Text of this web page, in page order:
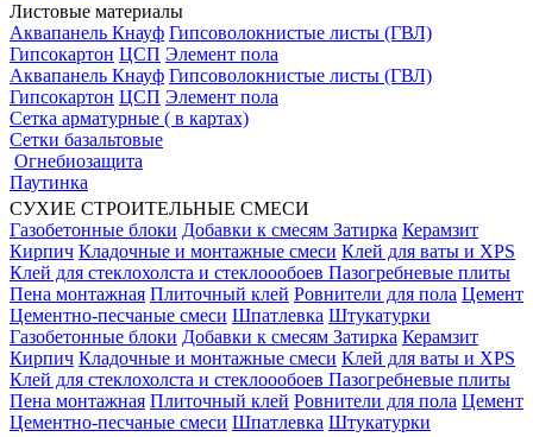
Листовые материалы
Аквапанель Кнауф Гипсоволокнистые листы (ГВЛ)
Гипсокартон ЦСП Элемент пола
Аквапанель Кнауф Гипсоволокнистые листы (ГВЛ)
Гипсокартон ЦСП Элемент пола
Сетка арматурные ( в картах)
Сетки базальтовые
Огнебиозащита
Паутинка
СУХИЕ СТРОИТЕЛЬНЫЕ СМЕСИ
Газобетонные блоки Добавки к смесям Затирка Керамзит
Кирпич Кладочные и монтажные смеси Клей для ваты и XPS
Клей для стеклохолста и стеклоообоев Пазогребневые плиты
Пена монтажная Плиточный клей Ровнители для пола Цемент
Цементно-песчаные смеси Шпатлевка Штукатурки
Газобетонные блоки Добавки к смесям Затирка Керамзит
Кирпич Кладочные и монтажные смеси Клей для ваты и XPS
Клей для стеклохолста и стеклоообоев Пазогребневые плиты
Пена монтажная Плиточный клей Ровнители для пола Цемент
Цементно-песчаные смеси Шпатлевка Штукатурки